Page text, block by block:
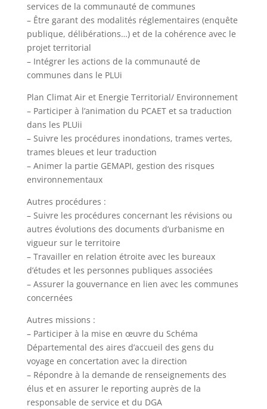
services de la communauté de communes
– Être garant des modalités réglementaires (enquête
publique, délibérations…) et de la cohérence avec le
projet territorial
– Intégrer les actions de la communauté de
communes dans le PLUi
Plan Climat Air et Energie Territorial/ Environnement
– Participer à l’animation du PCAET et sa traduction
dans les PLUii
– Suivre les procédures inondations, trames vertes,
trames bleues et leur traduction
– Animer la partie GEMAPI, gestion des risques
environnementaux
Autres procédures :
– Suivre les procédures concernant les révisions ou
autres évolutions des documents d’urbanisme en
vigueur sur le territoire
– Travailler en relation étroite avec les bureaux
d’études et les personnes publiques associées
– Assurer la gouvernance en lien avec les communes
concernées
Autres missions :
– Participer à la mise en œuvre du Schéma
Départemental des aires d’accueil des gens du
voyage en concertation avec la direction
– Répondre à la demande de renseignements des
élus et en assurer le reporting auprès de la
responsable de service et du DGA